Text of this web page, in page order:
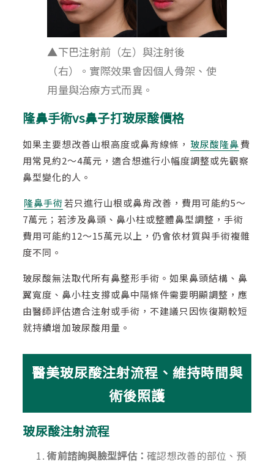
▲下巴注射前（左）與注射後
（右）。實際效果會因個人骨架、使
用量與治療方式而異。
隆鼻手術vs鼻子打玻尿酸價格
如果主要想改善山根高度或鼻背線條， 玻尿酸隆鼻費
用常見約2～4萬元，適合想進行小幅度調整或先觀察
鼻型變化的人。
隆鼻手術若只進行山根或鼻背改善，費用可能約5～
7萬元；若涉及鼻頭、鼻小柱或整體鼻型調整，手術
費用可能約12～15萬元以上，仍會依材質與手術複雜
度不同。
玻尿酸無法取代所有鼻整形手術。如果鼻頭結構、鼻
翼寬度、鼻小柱支撐或鼻中隔條件需要明顯調整，應
由醫師評估適合注射或手術，不建議只因恢復期較短
就持續增加玻尿酸用量。
醫美玻尿酸注射流程、維持時間與
術後照護
玻尿酸注射流程
術前諮詢與臉型評估：確認想改善的部位、預